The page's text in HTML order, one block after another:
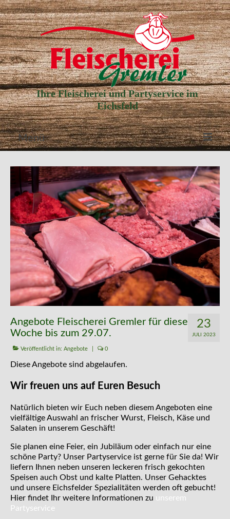
Ihre Fleischerei und Partyservice im
Eichsfeld
Menü
Aktuelle Angebote
Unser Partyservice
Unser Laden
Unsere Geschichte
Kontakt
23
JULI 2023
Angebote Fleischerei Gremler für diese
Woche bis zum 29.07.
Veröffentlicht in: Angebote 0
Diese Angebote sind abgelaufen.
Wir freuen uns auf Euren Besuch
Natürlich bieten wir Euch neben diesem Angeboten eine
vielfältige Auswahl an frischer Wurst, Fleisch, Käse und
Salaten in unserem Geschäft!
Sie planen eine Feier, ein Jubiläum oder einfach nur eine
schöne Party? Unser Partyservice ist gerne für Sie da! Wir
liefern Ihnen neben unseren leckeren frisch gekochten
Speisen auch Obst und kalte Platten. Unser Gehacktes
und unsere Eichsfelder Spezialitäten werden oft gebucht!
Hier findet Ihr weitere Informationen zu unserem
Partyservice